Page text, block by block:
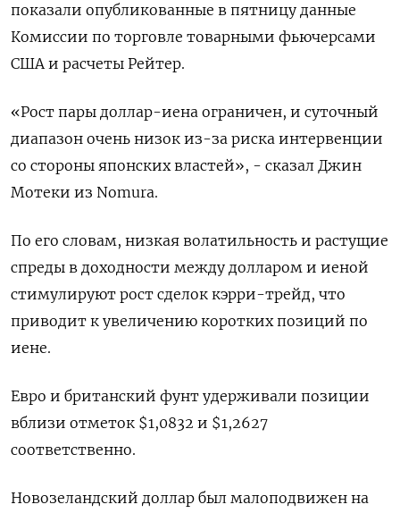
показали опубликованные в пятницу данные
Комиссии по торговле товарными фьючерсами
США и расчеты Рейтер.
«Рост пары доллар-иена ограничен, и суточный
диапазон очень низок из-за риска интервенции
со стороны японских властей», - сказал Джин
Мотеки из Nomura.
По его словам, низкая волатильность и растущие
спреды в доходности между долларом и иеной
стимулируют рост сделок кэрри-трейд, что
приводит к увеличению коротких позиций по
иене.
Евро и британский фунт удерживали позиции
вблизи отметок $1,0832​ и $1,2627
соответственно.
Новозеландский доллар был малоподвижен на